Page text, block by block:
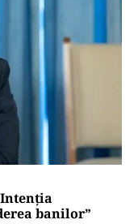
banilor”